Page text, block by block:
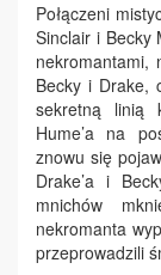
Połączeni
Sinclair i Becky
nekromantami,
Becky i Drake,
sekretną linią
Hume’a na
znowu się
Drake’a i
mnichów
nekromanta
przeprowadzili